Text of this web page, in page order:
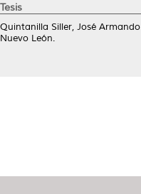
Tesis
Quintanilla Siller, José Armando
Nuevo León.